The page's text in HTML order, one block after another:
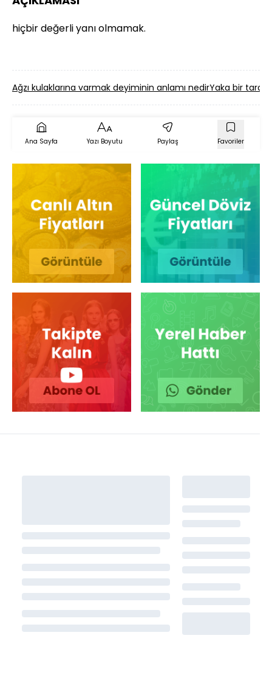
hiçbir değerli yanı olmamak.
Ağzı kulaklarına varmak deyiminin anlamı nedirYaka bir
Ana Sayfa Yazı Boyutu Paylaş Favoriler